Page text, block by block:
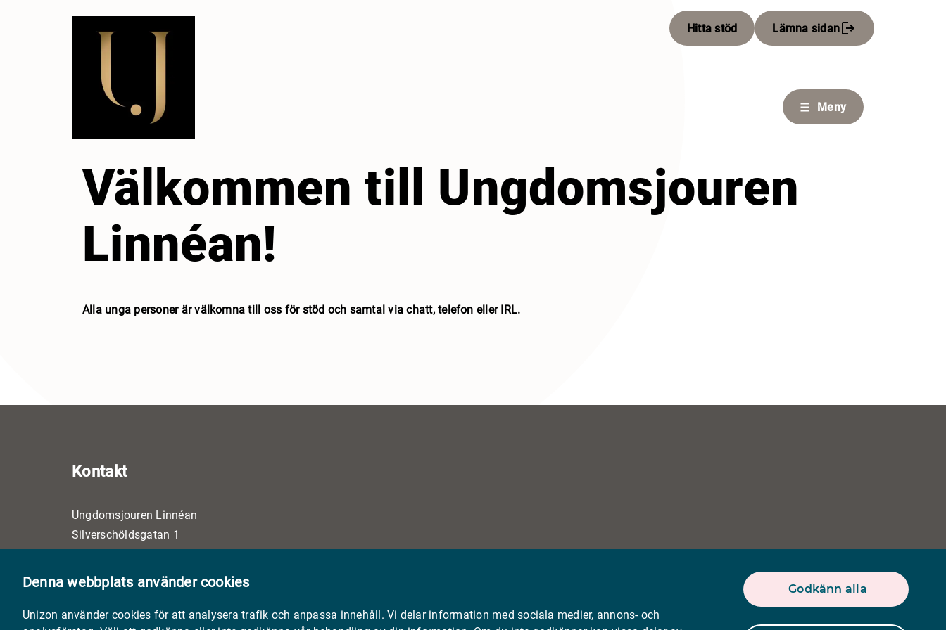
Denna webbplats använder cookies
Unizon använder cookies för att analysera trafik och anpassa innehåll. Vi delar information med sociala medier, annons- och
Godkänn alla
Hitta stöd Lämna sidan
Meny
Välkommen till Ungdomsjouren
Linnéan!
Alla unga personer är välkomna till oss för stöd och samtal via chatt, telefon eller IRL.
Kontakt
Ungdomsjouren Linnéan
Silverschöldsgatan 1
072-6017061
info@ungdomsjourenlinnean.se